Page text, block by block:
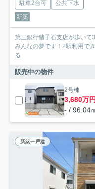
駐車2台可
公共下水
新築
第三銀行猪子石支店が歩いて
みんなの夢です！2駅利用で
る
販売中の物件
2号棟
3,680万円
- / 96.04
新築一戸建